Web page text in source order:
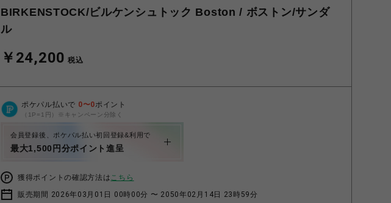
BIRKENSTOCK/ビルケンシュトック Boston / ボストン/サンダ
ル
￥24,200 税込
ポケパル払いで 0〜0ポイント
（1P=1円）※キャンペーン分除く
会員登録後、ポケパル払い初回登録&利用で
最大1,500円分ポイント進呈
獲得ポイントの確認方法はこちら
販売期間 2026年03月01日 00時00分 〜 2050年02月14日 23時59分